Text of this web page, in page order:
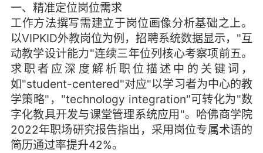
一、精准定位岗位需求
工作方法撰写需建立于岗位画像分析基础之上。
以VIPKID外教岗位为例，招聘系统数据显示，"互
动教学设计能力"连续三年位列核心考察项前五。
求职者应深度解析职位描述中的关键词，
如"student-centered"对应"以学习者为中心的教
学策略"，"technology integration"可转化为"数
字化教具开发与课堂管理系统应用"。哈佛商学院
2022年职场研究报告指出，采用岗位专属术语的
简历通过率提升42%。